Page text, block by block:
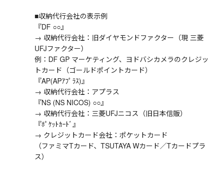
■収納代行会社の表示例
『DF ○○』
→ 収納代行会社：旧ダイヤモンドファクター（現 三菱
UFJファクター）
例：DF GP マーケティング、ヨドバシカメラのクレジッ
トカード（ゴールドポイントカード）
『AP(APｱﾌﾟﾗｽ)』
→ 収納代行会社：アプラス
『NS (NS NICOS) ○○』
→ 収納代行会社：三菱UFJニコス（旧日本信販）
『ﾎﾟｹｯﾄｶｰﾄﾞ』
→ クレジットカード会社：ポケットカード
（ファミマTカード、TSUTAYA Wカード／Tカードプラ
ス）